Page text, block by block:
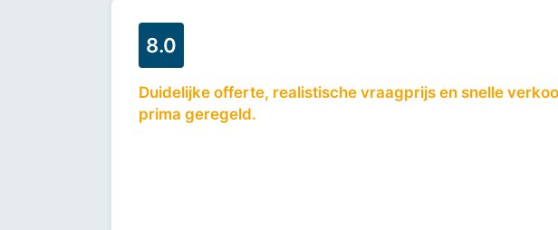
8.0
Duidelijke offerte, realistische vraagprijs en snelle
prima geregeld.